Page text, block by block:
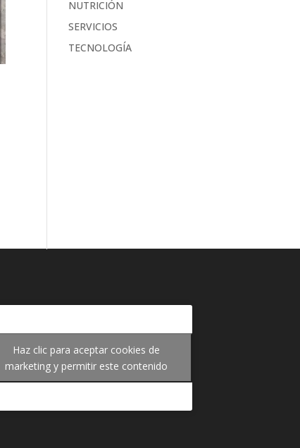
NUTRICIÓN
SERVICIOS
TECNOLOGÍA
Haz clic para aceptar cookies de
marketing y permitir este contenido